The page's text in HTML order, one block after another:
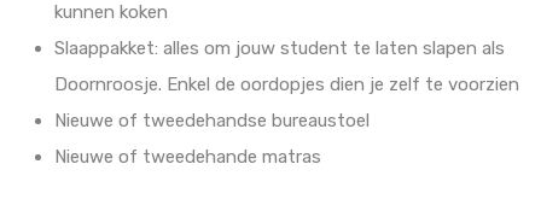
kunnen koken
Slaappakket: alles om jouw student te laten slapen als
Doornroosje. Enkel de oordopjes dien je zelf te voorzien
Nieuwe of tweedehandse bureaustoel
Nieuwe of tweedehande matras